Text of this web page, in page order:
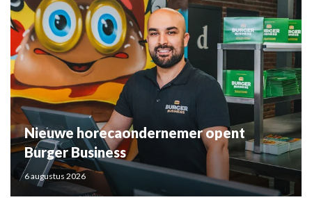
Nieuwe horecaondernemer opent
Burger Business
6 augustus 2026